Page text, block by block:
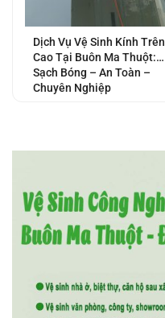
Dịch Vụ Vệ Sinh Kính Trên
Cao Tại Buôn Ma Thuột:
Sạch Bóng – An Toàn –
Chuyên Nghiệp